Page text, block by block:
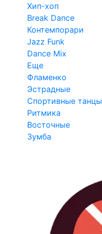
Хип-хоп
Break Dance
Контемпорари
Jazz Funk
Dance Mix
Еще
Фламенко
Эстрадные
Спортивные танцы
Ритмика
Восточные
Зумба